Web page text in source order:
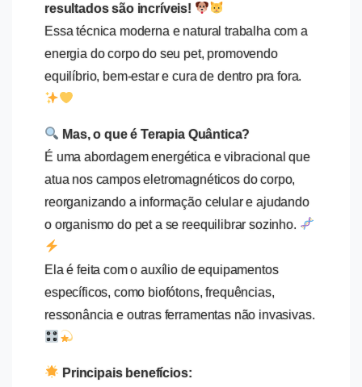
resultados são incríveis!
Essa técnica moderna e natural trabalha com a
energia do corpo do seu pet, promovendo
equilíbrio, bem-estar e cura de dentro pra fora.
Mas, o que é Terapia Quântica?
É uma abordagem energética e vibracional que
atua nos campos eletromagnéticos do corpo,
reorganizando a informação celular e ajudando
o organismo do pet a se reequilibrar sozinho.
Ela é feita com o auxílio de equipamentos
específicos, como biofótons, frequências,
ressonância e outras ferramentas não invasivas.
Principais benefícios: